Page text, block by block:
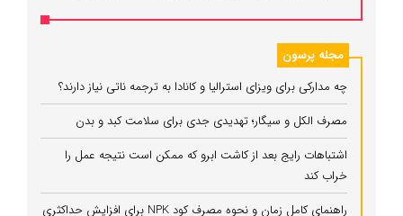
مجله پرسون
چه مدارکی برای ویزای استرالیا و کانادا به ترجمه ناتی نیاز دارند؟
مصرف الکل و سیگار؛ تهدیدی جدی برای سلامت کبد و بدن
اشتباهات رایج بعد از کاشت ابرو که ممکن است نتیجه عمل را
خراب کند
راهنمای کامل زمان و نحوه مصرف کود NPK برای افزایش حداکثری